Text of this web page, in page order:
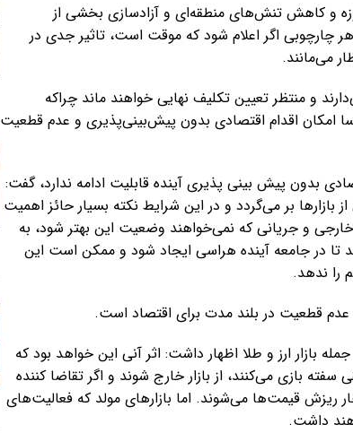
عزتی، کارشناس اقتصادی درباره اثرات احتمال توافق ۶٠ روزه و کاهش تنش‌های منطقه‌ای و آزادسازی بخشی از
چارچوبی اگر اعلام شود که موقت است، تاثیر جدی در
می‌مانند.
و منتظر تعیین تکلیف نهایی خواهند ماند چراکه
امکان اقدام اقتصادی بدون پیش‌بینی‌پذیری و عدم قطعیت
بدون پیش بینی پذیری آینده قابلیت ادامه ندارد، گفت:
بر می‌گردد و در این شرایط نکته بسیار حائز اهمیت
و جریانی که نمی‌خواهند وضعیت این بهتر شود، به
تا در جامعه آینده هراسی ایجاد شود و ممکن است این
را ندهد.
عدم قطعیت در بلند مدت برای اقتصاد است.
بازار ارز و طلا اظهار داشت: اثر آنی این خواهد بود که
بازی می‌کنند، از بازار خارج شوند و اگر تقاضا کننده
ریزش قیمت‌ها می‌شوند. اما بازارهای مولد که فعالیت‌های
داشت.